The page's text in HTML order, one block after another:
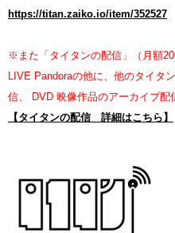
https://titan.zaiko.io/item/352527
※また「タイタンの配信」（月額
LIVE Pandoraの他に、他のタイタ
信、 DVD 映像作品のアーカイブ配
【タイタンの配信 詳細はこちら】